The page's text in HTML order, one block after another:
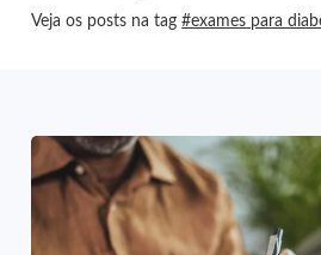
Veja os posts na tag#exames para